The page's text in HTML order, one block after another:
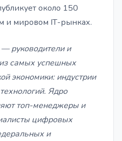
около 150
и мировом IТ-рынках.
руководители и
самых успешных
экономики: индустрии
Ядро
топ-менеджеры и
цифровых
и